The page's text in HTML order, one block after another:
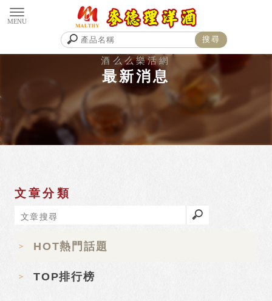
最新消息
文章分類
HOT熱門話題
TOP排行榜